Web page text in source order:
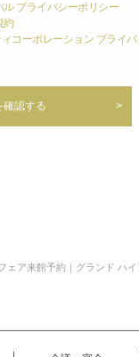
プライバシーポリシー
約
コーポレーション プライ
確認する
ェア来館予約｜グランド ハ